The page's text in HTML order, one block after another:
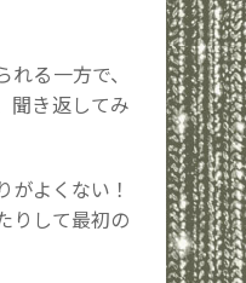
る一方で、
聞き返してみ
よくない！
りして最初の